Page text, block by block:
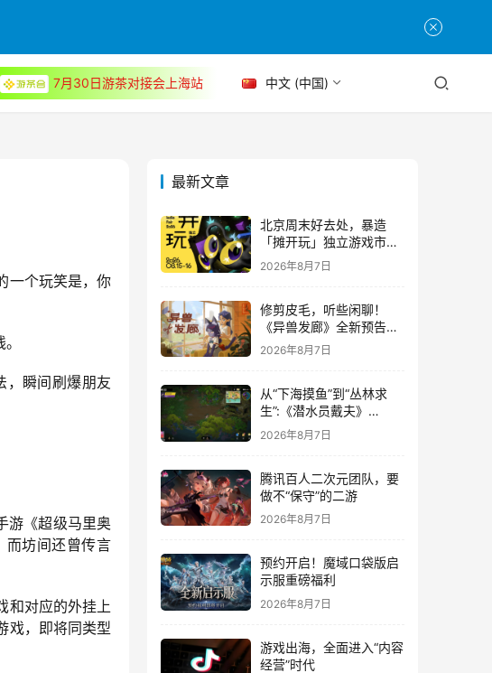
7月30日游茶对接会上海站 中文 (中国)
一个玩笑是，你
，瞬间刷爆朋友
游《超级马里奥
而坊间还曾传言
和对应的外挂上
戏，即将同类型
最新文章
北京周末好去处，暴造
「摊开玩」独立游戏市集
正式开票！
2026年8月7日
修剪皮毛，听些闲聊！
《异兽发廊》全新预告与
Steam免费试玩公开
2026年8月7日
从“下海摸鱼”到“丛林求
生”:《潜水员戴夫》
DLC《丛林》移动端定档
8月14日
2026年8月7日
腾讯百人二次元团队，要
做不“保守”的二游
2026年8月7日
预约开启！魔域口袋版启
示服重磅福利
2026年8月7日
游戏出海，全面进入“内容
经营”时代